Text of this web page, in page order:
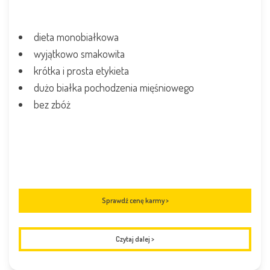
dieta monobiałkowa
wyjątkowo smakowita
krótka i prosta etykieta
dużo białka pochodzenia mięśniowego
bez zbóż
Sprawdź cenę karmy >
Czytaj dalej >